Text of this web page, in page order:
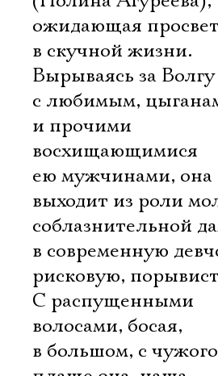
ожидающая
в скучной жизни.
Вырываясь за Волгу
с любимым,
и прочими
восхищающимися
ею мужчинами, она
выходит из роли
соблазнительной
в современную
рисковую,
С распущенными
волосами, босая,
в большом, с